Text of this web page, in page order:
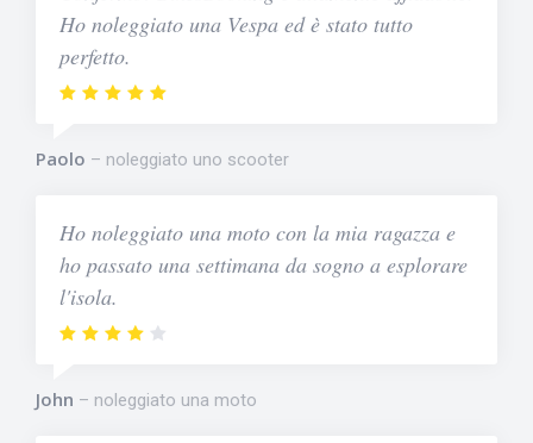
Ho noleggiato una Vespa ed è stato tutto
perfetto.
Paolo noleggiato uno scooter
Ho noleggiato una moto con la mia ragazza e
ho passato una settimana da sogno a esplorare
l'isola.
John noleggiato una moto